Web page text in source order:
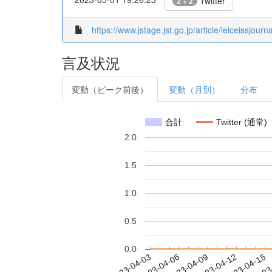
https://www.jstage.jst.go.jp/article/
言及状況
変動（ピーク前後） 変動（月別） 分布
合計 Twitter (通常)
0.0
0.5
1.0
1.5
2.0